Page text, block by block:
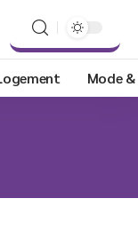
Mode